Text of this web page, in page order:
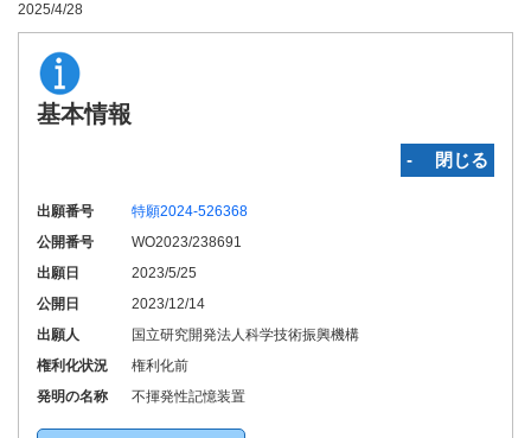
2025/4/28
基本情報
‐ 閉じる
出願番号
特願2024-526368
公開番号
WO2023/238691
出願日
2023/5/25
公開日
2023/12/14
出願人
国立研究開発法人科学技術振興機構
権利化状況
権利化前
発明の名称
不揮発性記憶装置